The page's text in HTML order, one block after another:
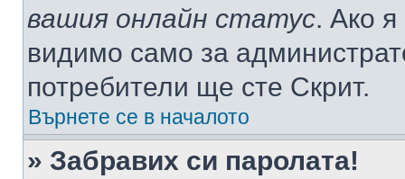
вашия онлайн статус. Ако
видимо само за
потребители ще сте Скрит.
Върнете се в началото
» Забравих си паролата!